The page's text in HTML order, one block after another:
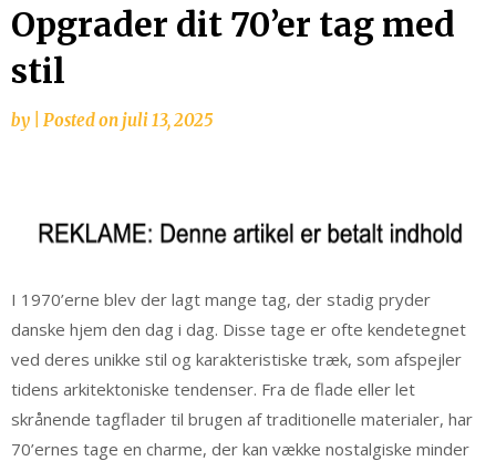
Opgrader dit 70’er tag med
stil
by Posted on juli 13, 2025
I 1970’erne blev der lagt mange tag, der stadig pryder
danske hjem den dag i dag. Disse tage er ofte kendetegnet
ved deres unikke stil og karakteristiske træk, som afspejler
tidens arkitektoniske tendenser. Fra de flade eller let
skrånende tagflader til brugen af traditionelle materialer, har
70’ernes tage en charme, der kan vække nostalgiske minder